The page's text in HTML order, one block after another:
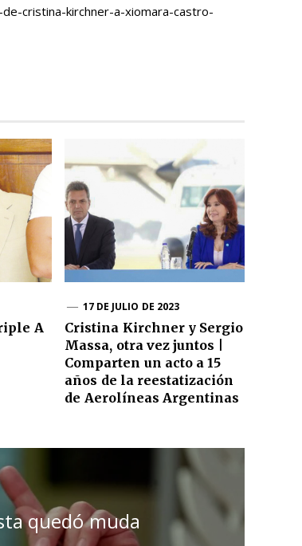
cristina-kirchner-a-xiomara-castro-
A
17 DE JULIO DE 2023
Cristina Kirchner y Sergio
Massa, otra vez juntos |
Comparten un acto a 15
años de la reestatización
de Aerolíneas Argentinas
quedó muda